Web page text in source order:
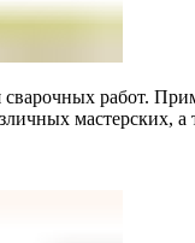
сварочных работ.
мастерских, а